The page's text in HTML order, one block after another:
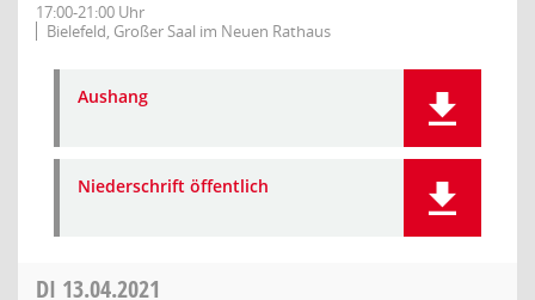
17:00-21:00 Uhr
Bielefeld, Großer Saal im Neuen Rathaus
Aushang
Niederschrift öffentlich
DI 13.04.2021